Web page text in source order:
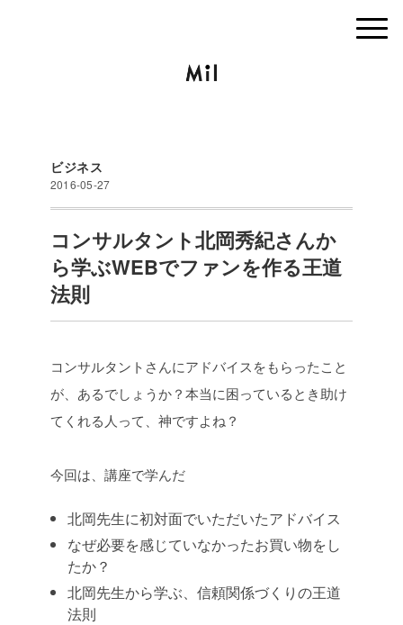
ビジネス
2016-05-27
コンサルタント北岡秀紀さんか
ら学ぶWEBでファンを作る王道
法則
コンサルタントさんにアドバイスをもらったこと
が、あるでしょうか？本当に困っているとき助け
てくれる人って、神ですよね？
今回は、講座で学んだ
北岡先生に初対面でいただいたアドバイス
なぜ必要を感じていなかったお買い物をし
たか？
北岡先生から学ぶ、信頼関係づくりの王道
法則